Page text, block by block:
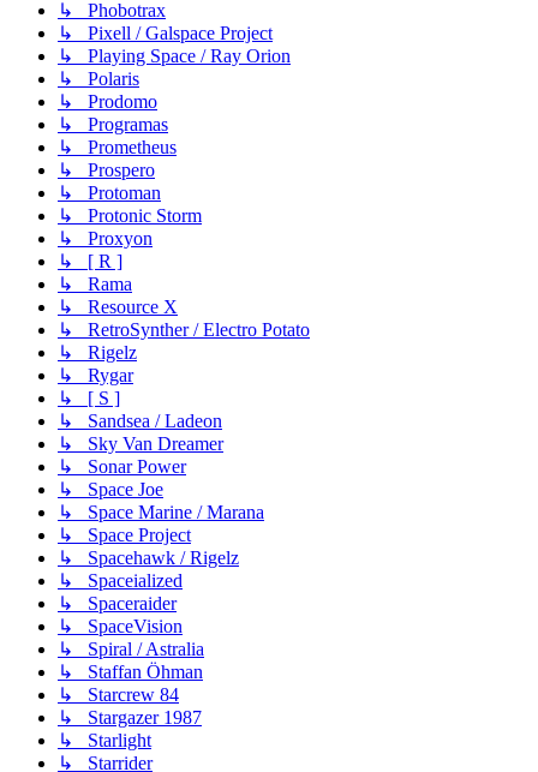
↳ Phobotrax
↳ Pixell / Galspace Project
↳ Playing Space / Ray Orion
↳ Polaris
↳ Prodomo
↳ Programas
↳ Prometheus
↳ Prospero
↳ Protoman
↳ Protonic Storm
↳ Proxyon
↳ [ R ]
↳ Rama
↳ Resource X
↳ RetroSynther / Electro Potato
↳ Rigelz
↳ Rygar
↳ [ S ]
↳ Sandsea / Ladeon
↳ Sky Van Dreamer
↳ Sonar Power
↳ Space Joe
↳ Space Marine / Marana
↳ Space Project
↳ Spacehawk / Rigelz
↳ Spaceialized
↳ Spaceraider
↳ SpaceVision
↳ Spiral / Astralia
↳ Staffan Öhman
↳ Starcrew 84
↳ Stargazer 1987
↳ Starlight
↳ Starrider